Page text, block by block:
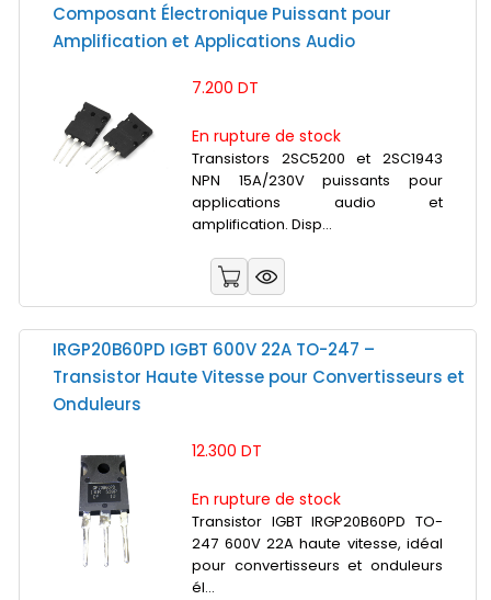
Composant Électronique Puissant pour
Amplification et Applications Audio
7.200 DT
En rupture de stock
Transistors 2SC5200 et 2SC1943
NPN 15A/230V puissants pour
applications audio et
amplification. Disp...
IRGP20B60PD IGBT 600V 22A TO-247 –
Transistor Haute Vitesse pour Convertisseurs et
Onduleurs
12.300 DT
En rupture de stock
Transistor IGBT IRGP20B60PD TO-
247 600V 22A haute vitesse, idéal
pour convertisseurs et onduleurs
él...